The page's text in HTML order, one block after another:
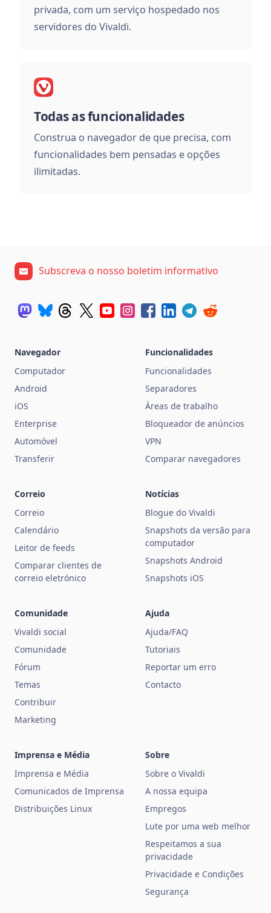
privada, com um serviço hospedado nos
servidores do Vivaldi.
Todas as funcionalidades
Construa o navegador de que precisa, com
funcionalidades bem pensadas e opções
ilimitadas.
Subscreva o nosso boletim informativo
Navegador
Computador
Android
iOS
Enterprise
Automóvel
Transferir
Funcionalidades
Funcionalidades
Separadores
Áreas de trabalho
Bloqueador de anúncios
VPN
Comparar navegadores
Correio
Correio
Calendário
Leitor de feeds
Comparar clientes de
correio eletrónico
Notícias
Blogue do Vivaldi
Snapshots da versão para
computador
Snapshots Android
Snapshots iOS
Comunidade
Vivaldi social
Comunidade
Fórum
Temas
Contribuir
Marketing
Ajuda
Ajuda/FAQ
Tutoriais
Reportar um erro
Contacto
Imprensa e Média
Imprensa e Média
Comunicados de Imprensa
Distribuições Linux
Sobre
Sobre o Vivaldi
A nossa equipa
Empregos
Lute por uma web melhor
Respeitamos a sua
privacidade
Privacidade e Condições
Segurança